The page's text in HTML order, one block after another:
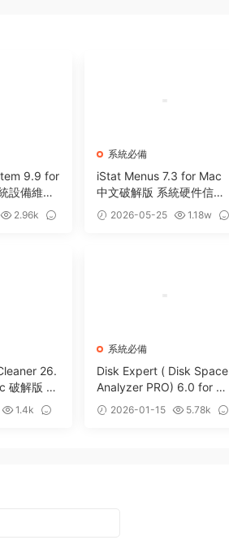
9.9 for
設備維護
2.96k
系統必備
iStat Menus 7.3 for Mac
中文破解版 系統硬件信息
監測工具
2026-05-25
1.18w
26.
破解版 Ta
毒清理軟
1.4k
系統必備
Disk Expert ( Disk Space
Analyzer PRO) 6.0 for Ma
c 磁盤分析管理清理工具
2026-01-15
5.78k